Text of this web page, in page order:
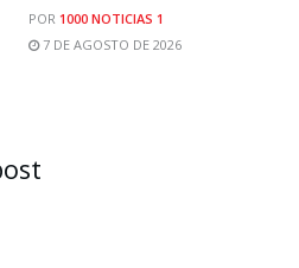
POR 1000 NOTICIAS 1
7 DE AGOSTO DE 2026